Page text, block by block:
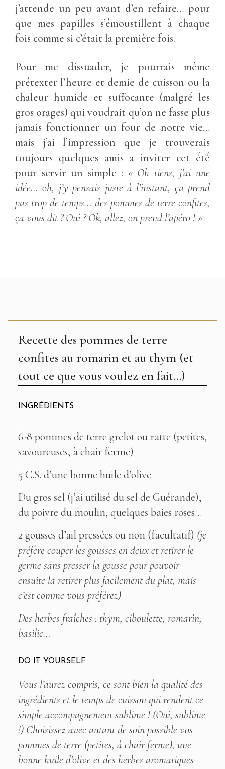
j’attende un peu avant d’en refaire… pour
que mes papilles s’émoustillent à chaque
fois comme si c’était la première fois.
Pour me dissuader, je pourrais même
prétexter l’heure et demie de cuisson ou la
chaleur humide et suffocante (malgré les
gros orages) qui voudrait qu’on ne fasse plus
jamais fonctionner un four de notre vie…
mais j’ai l’impression que je trouverais
toujours quelques amis a inviter cet été
pour servir un simple : « Oh tiens, j’ai une
idée… oh, j’y pensais juste à l’instant, ça prend
pas trop de temps… des pommes de terre confites,
ça vous dit ? Oui ? Ok, allez, on prend l’apéro ! »
Recette des pommes de terre
confites au romarin et au thym (et
tout ce que vous voulez en fait...)
INGRÉDIENTS
–
6-8 pommes de terre grelot ou ratte (petites,
savoureuses, à chair ferme)
5 C.S. d’une bonne huile d’olive
Du gros sel (j’ai utilisé du sel de Guérande),
du poivre du moulin, quelques baies roses…
2 gousses d’ail pressées ou non (facultatif) (je
préfère couper les gousses en deux et retirer le
germe sans presser la gousse pour pouvoir
ensuite la retirer plus facilement du plat, mais
c’est comme vous préférez)
Des herbes fraîches : thym, ciboulette, romarin,
basilic…
DO IT YOURSELF
Vous l’aurez compris, ce sont bien la qualité des
ingrédients et le temps de cuisson qui rendent ce
simple accompagnement sublime ! (Oui, sublime
!) Choisissez avec autant de soin possible vos
pommes de terre (petites, à chair ferme), une
bonne huile d’olive et des herbes aromatiques